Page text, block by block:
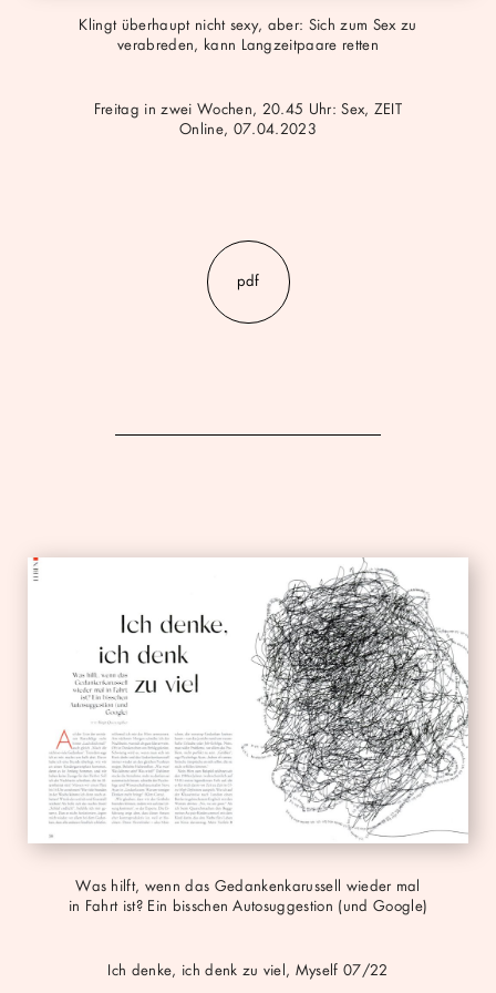
Klingt überhaupt nicht sexy, aber: Sich zum Sex zu
verabreden, kann Langzeitpaare retten
Freitag in zwei Wochen, 20.45 Uhr: Sex, ZEIT
Online, 07.04.2023
pdf
pdf
Was hilft, wenn das Gedankenkarussell wieder mal
in Fahrt ist? Ein bisschen Autosuggestion (und Google)
Ich denke, ich denk zu viel, Myself 07/22